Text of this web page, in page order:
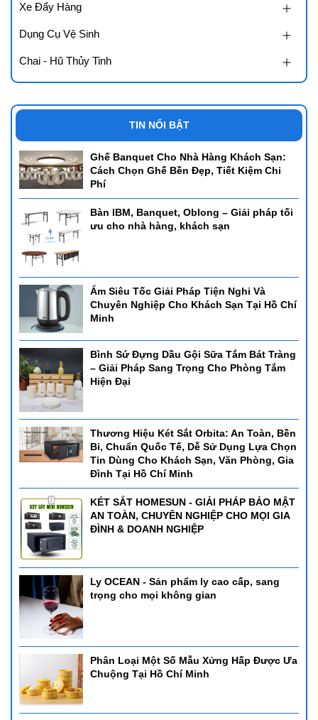
Xe Đẩy Hàng
Dụng Cụ Vệ Sinh
Chai - Hũ Thủy Tinh
TIN NỔI BẬT
Ghế Banquet Cho Nhà Hàng Khách Sạn:
Cách Chọn Ghế Bền Đẹp, Tiết Kiệm Chi
Phí
Bàn IBM, Banquet, Oblong – Giải pháp tối
ưu cho nhà hàng, khách sạn
Ấm Siêu Tốc Giải Pháp Tiện Nghi Và
Chuyên Nghiệp Cho Khách Sạn Tại Hồ Chí
Minh
Bình Sứ Đựng Dầu Gội Sữa Tắm Bát Tràng
– Giải Pháp Sang Trọng Cho Phòng Tắm
Hiện Đại
Thương Hiệu Két Sắt Orbita: An Toàn, Bền
Bỉ, Chuẩn Quốc Tế, Dễ Sử Dụng Lựa Chọn
Tin Dùng Cho Khách Sạn, Văn Phòng, Gia
Đình Tại Hồ Chí Minh
KÉT SẮT HOMESUN - GIẢI PHÁP BẢO MẬT
AN TOÀN, CHUYÊN NGHIỆP CHO MỌI GIA
ĐÌNH & DOANH NGHIỆP
Ly OCEAN - Sản phẩm ly cao cấp, sang
trọng cho mọi không gian
Phân Loại Một Số Mẫu Xửng Hấp Được Ưa
Chuộng Tại Hồ Chí Minh